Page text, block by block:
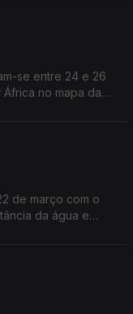
se entre 24 e 26
no mapa da
de março com o
da água e